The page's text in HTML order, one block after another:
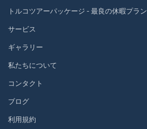
トルコツアーパッケージ - 最良の休暇プラン
サービス
ギャラリー
私たちについて
コンタクト
ブログ
利用規約